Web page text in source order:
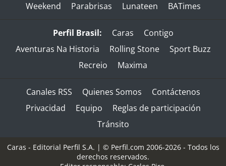
Weekend
Parabrisas Lunateen BATimes
Perfil Brasil: Caras
Contigo
Aventuras Na Historia
Rolling Stone
Sport Buzz
Recreio
Maxima
Canales RSS Quienes Somos
Contáctenos
Privacidad
Equipo
Reglas de participación
Tránsito
Caras - Editorial Perfil S.A. | © Perfil.com 2006-2026 - Todos los
derechos reservados.